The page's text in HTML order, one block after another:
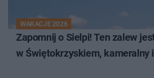
WAKACJE 2026
Zapomnij o Sielpi! Ten zalew
w Świętokrzyskiem, kameralny